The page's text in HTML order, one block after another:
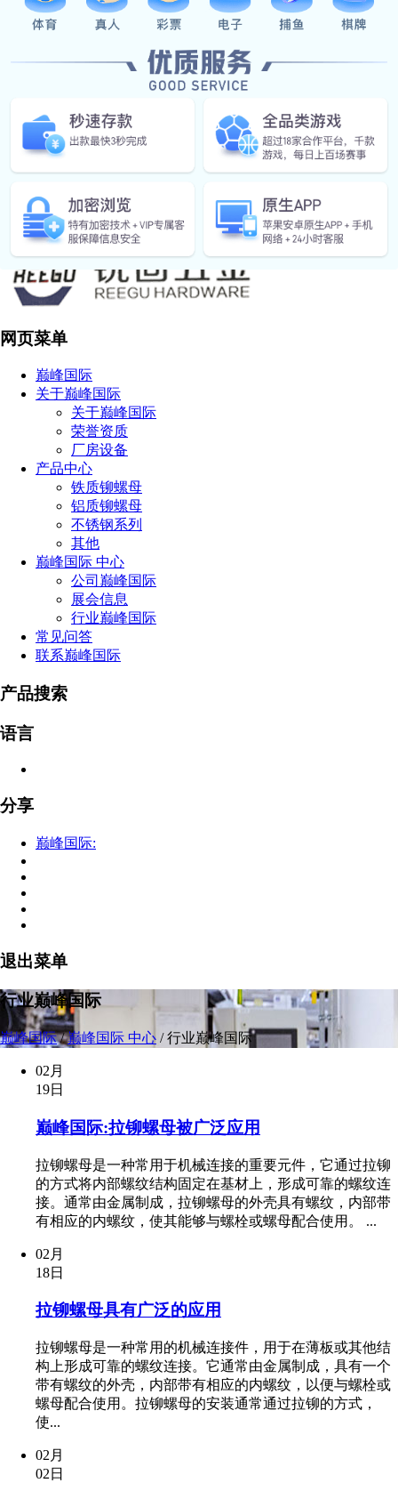
行业巅峰国际
常见问答
网页菜单
巅峰国际
关于巅峰国际
关于巅峰国际
荣誉资质
厂房设备
产品中心
铁质铆螺母
铝质铆螺母
不锈钢系列
其他
巅峰国际 中心
公司巅峰国际
展会信息
行业巅峰国际
常见问答
联系巅峰国际
产品搜索
语言
分享
巅峰国际:
退出菜单
行业巅峰国际
巅峰国际/巅峰国际 中心 /行业巅峰国际
02月
19日
巅峰国际:拉铆螺母被广泛应用
拉铆螺母是一种常用于机械连接的重要元件，它通过拉铆
的方式将内部螺纹结构固定在基材上，形成可靠的螺纹连
接。通常由金属制成，拉铆螺母的外壳具有螺纹，内部带
有相应的内螺纹，使其能够与螺栓或螺母配合使用。 ...
02月
18日
拉铆螺母具有广泛的应用
拉铆螺母是一种常用的机械连接件，用于在薄板或其他结
构上形成可靠的螺纹连接。它通常由金属制成，具有一个
带有螺纹的外壳，内部带有相应的内螺纹，以便与螺栓或
螺母配合使用。拉铆螺母的安装通常通过拉铆的方式，
使...
02月
02日